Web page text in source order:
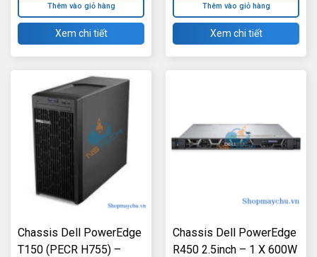
Thêm vào giỏ hàng
Xem chi tiết
Thêm vào giỏ hàng
Xem chi tiết
Chassis Dell PowerEdge
T150 (PECR H755) –
Chassis Dell PowerEdge
R450 2.5inch – 1 X 600W